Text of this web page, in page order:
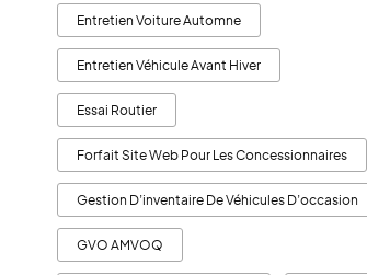
Entretien Voiture Automne
Entretien Véhicule Avant Hiver
Essai Routier
Forfait Site Web Pour Les Concessionnaires
Gestion D’inventaire De Véhicules D’occasion
GVO AMVOQ